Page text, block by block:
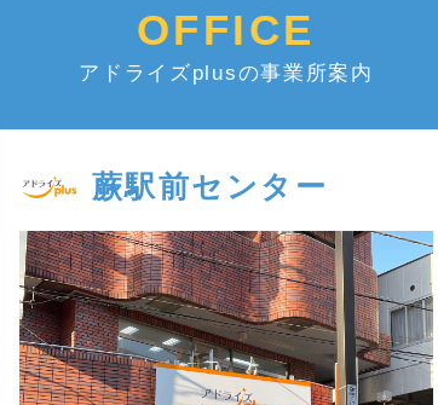
OFFICE
アドライズplusの事業所案内
蕨駅前センター